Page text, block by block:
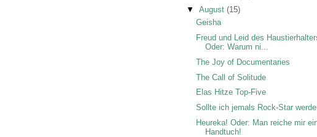
▼ August (15)
Geisha
Freud und Leid des
Oder: Warum ni...
The Joy of Documentaries
The Call of Solitude
Elas Hitze Top-Five
Sollte ich jemals Rock-Star
Heureka! Oder: Man reiche mir
Handtuch!